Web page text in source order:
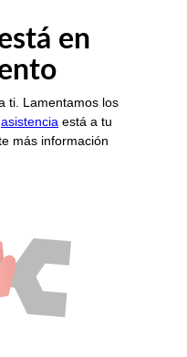
en
ti. Lamentamos los
asistencia está a tu
más información